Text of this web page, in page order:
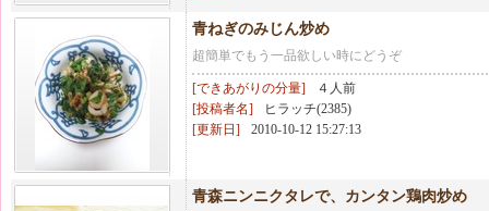
青ねぎのみじん炒め
超簡単でもう一品欲しい時にどうぞ
[できあがりの分量]
４人前
[投稿者名]
ヒラッチ(2385)
[更新日]
2010-10-12 15:27:13
青森ニンニクタレで、カンタン鶏肉炒め